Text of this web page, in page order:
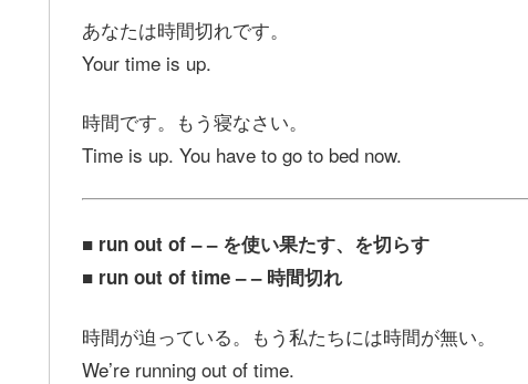
あなたは時間切れです。
Your time is up.
時間です。もう寝なさい。
Time is up. You have to go to bed now.
■ run out of – – を使い果たす、を切らす
■ run out of time – – 時間切れ
時間が迫っている。もう私たちには時間が無い。
We’re running out of time.